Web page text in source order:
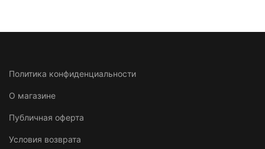
Политика конфиденциальности
О магазине
Публичная оферта
Условия возврата